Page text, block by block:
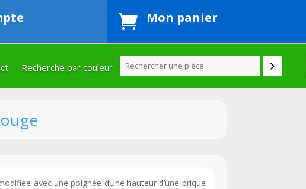
 Mon panier
Recherche par couleur
avec une poignée d’une hauteur d’une brique